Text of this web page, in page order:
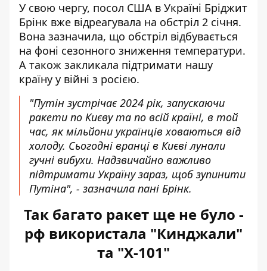
У свою чергу, посол США в Україні Бріджит
Брінк вже відреагувала на обстріл 2 січня.
Вона зазначила, що обстріл відбувається
на фоні сезонного зниження температури.
А також закликала підтримати нашу
країну у війні з росією.
"Путін зустрічає 2024 рік, запускаючи
ракети по Києвута по всій країні, в той
час, як мільйони українців ховаються від
холоду. Сьогодні вранці в Києві лунали
гучні вибухи. Надзвичайно важливо
підтримати Україну зараз, щоб зупинити
Путіна", - зазначила пані Брінк.
Так багато ракет ще не було -
рф використала "Кинджали"
та "Х-101"